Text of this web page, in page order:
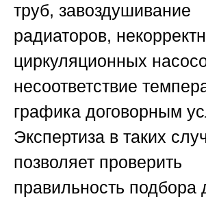
труб, завоздушивание
радиаторов,
циркуляционных
несоответствие
графика договорным
Экспертиза в таких
позволяет проверить
правильность подбора